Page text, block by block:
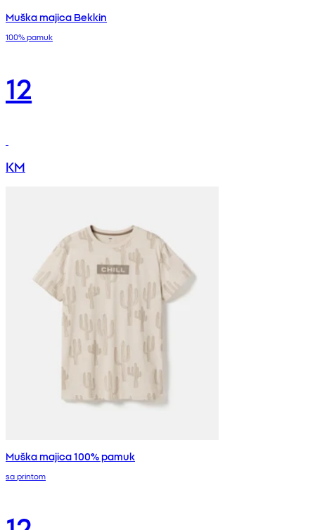
Muška majica Bekkin
100% pamuk
12
KM
Muška majica 100% pamuk
sa printom